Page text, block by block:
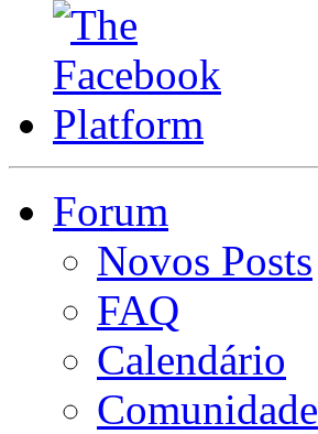
Forum
Novos Posts
FAQ
Calendário
Comunidade